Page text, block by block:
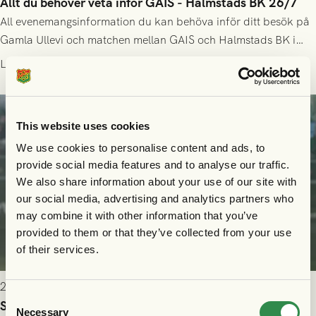
This website uses cookies
We use cookies to personalise content and ads, to
provide social media features and to analyse our traffic.
We also share information about your use of our site with
our social media, advertising and analytics partners who
may combine it with other information that you’ve
provided to them or that they’ve collected from your use
of their services.
Necessary
All evenemangsinformation du kan behöva inför ditt besök på
Gamla Ullevi och matchen mellan GAIS och Halmstads BK i
Allsvenskan! Avspark kl 16.30 på söndag 26/7.
Läs mer
2026-07-24 16:40
Seger i första kvalmatchen mot FC Nordsjælland